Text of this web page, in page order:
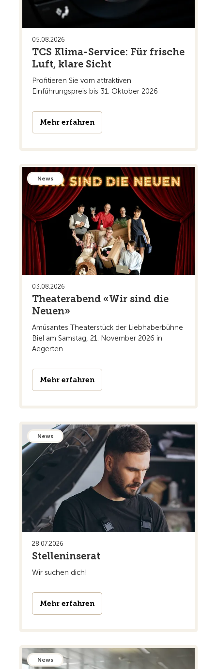
05.08.2026
TCS Klima-Service: Für frische
Luft, klare Sicht
Profitieren Sie vom attraktiven
Einführungspreis bis 31. Oktober 2026
Mehr erfahren
News
03.08.2026
Theaterabend «Wir sind die
Neuen»
Amüsantes Theaterstück der Liebhaberbühne
Biel am Samstag, 21. November 2026 in
Aegerten
Mehr erfahren
News
28.07.2026
Stelleninserat
Wir suchen dich!
Mehr erfahren
News